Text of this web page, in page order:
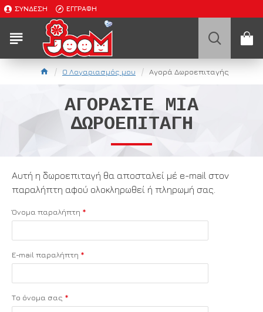
ΣΎΝΔΕΣΗ ΕΓΓΡΑΦΉ
O Λογαριασμός μου Αγορά Δωροεπιταγής
ΑΓΟΡΆΣΤΕ ΜΊΑ
ΔΩΡΟΕΠΙΤΑΓΉ
Αυτή η δωροεπιταγή θα αποσταλεί μέ e-mail στον
παραλήπτη αφού ολοκληρωθεί ή πληρωμή σας.
Όνομα παραλήπτη
E-mail παραλήπτη
Το όνομα σας